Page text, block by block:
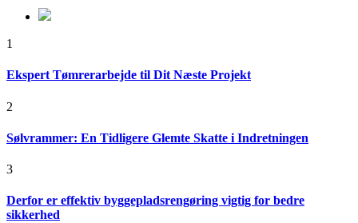
1
Ekspert Tømrerarbejde til Dit Næste Projekt
2
Sølvrammer: En Tidligere Glemte Skatte i Indretningen
3
Derfor er effektiv byggepladsrengøring vigtig for bedre
sikkerhed